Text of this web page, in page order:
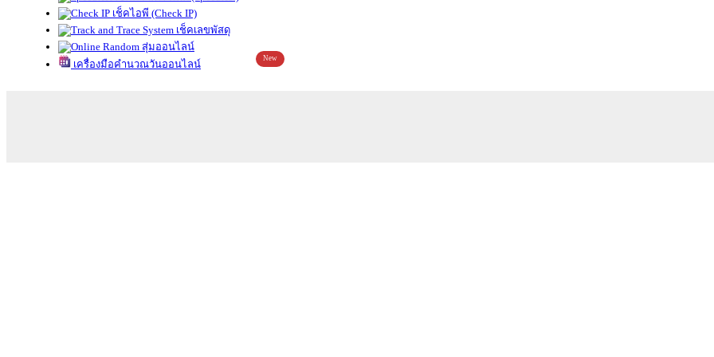
เช็คไอพี (Check IP)
เช็คเลขพัสดุ
สุ่มออนไลน์
เครื่องมือคำนวณวันออนไลน์
New